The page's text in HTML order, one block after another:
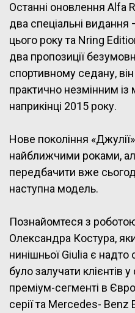
Останні оновлення Alfa
два спеціальні видання
цього року та Nring
два пропозиції
спортивному седану,
практично незмінним
наприкінці 2015 року.
Нове покоління
найближчими роками,
передбачити вже
наступна модель.
Познайомтеся з
Олександра Костура,
нинішньої Giulia є
було залучати клієнтів
преміум-сегменті в
серії та Mercedes-